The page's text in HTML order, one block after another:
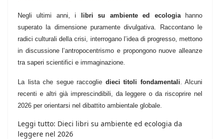
Negli ultimi anni, i libri su ambiente ed ecologiahanno
superato la dimensione puramente divulgativa. Raccontano le
radici culturali della crisi, interrogano l’idea di progresso, mettono
in discussione l’antropocentrismo e propongono nuove alleanze
tra saperi scientifici e immaginazione.
La lista che segue raccoglie dieci titoli fondamentali . Alcuni
recenti e altri già imprescindibili, da leggere o da riscoprire nel
2026 per orientarsi nel dibattito ambientale globale.
Leggi tutto: Dieci libri su ambiente ed ecologia da
leggere nel 2026